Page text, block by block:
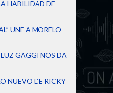
HABILIDAD DE
UNE A MORELO
LUZ GAGGI NOS DA
NUEVO DE RICKY